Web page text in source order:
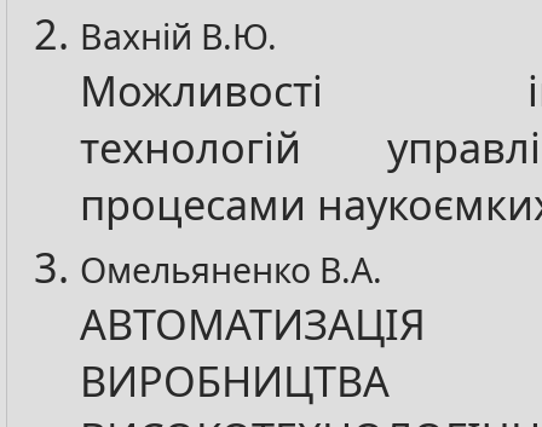
Вахній В.Ю.
Можливості
технологій
процесами
Омельяненко В.А.
АВТОМАТИЗАЦІЯ